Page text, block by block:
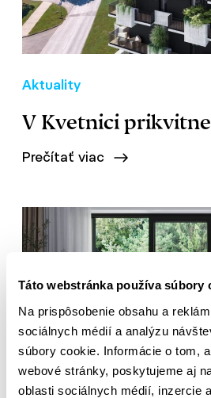
Táto webstránka používa súbory
Na prispôsobenie obsahu a
sociálnych médií a analýzu
súbory cookie. Informácie o tom,
webové stránky, poskytujeme aj
oblasti sociálnych médií, inzercie
Aktuality
V Kvetnici prikvitne
Prečítať viac